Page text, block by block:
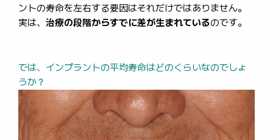
ントの寿命を左右する要因はそれだけではありません。
実は、 治療の段階からすでに差が生まれているのです。
では、インプラントの平均寿命はどのくらいなのでしょ
うか？